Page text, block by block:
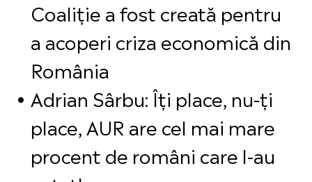
Coaliție a fost creată pentru
a acoperi criza economică din
România
Adrian Sârbu: Îți place, nu-ți
place, AUR are cel mai mare
procent de români care l-au